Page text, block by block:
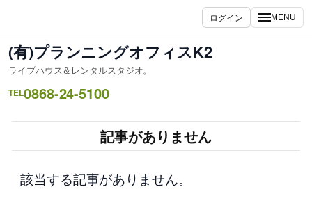
を
ス
キ
ッ
ログイン MENU
(有)プランニングオフィスK2
ライブハウス＆レンタルスタジオ。
TEL0868-24-5100
記事がありません
該当する記事がありません。